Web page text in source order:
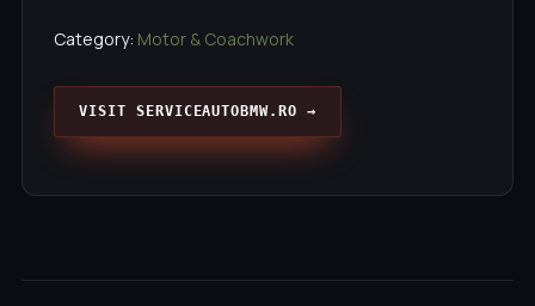
Category: Motor & Coachwork
VISIT SERVICEAUTOBMW.RO →